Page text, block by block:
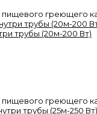
греющего
трубы (20м-200 Вт)
греющего